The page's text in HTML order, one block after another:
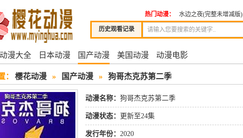
历史观看记录
热门动漫： 水边之夜(完整未增减版)
动漫大全 日本动漫 国产动漫 美国动漫 动漫电影
： 樱花动漫 » 国产动漫 » 狗哥杰克苏第二季
动漫名称： 狗哥杰克苏第二季
动漫状态： 更新至24集
发行年份： 2020